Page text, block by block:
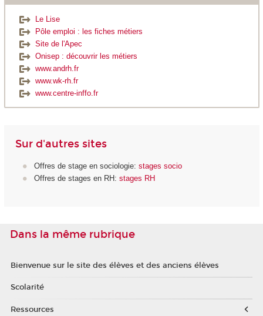
Le Lise
Pôle emploi : les fiches métiers
Site de l'Apec
Onisep : découvrir les métiers
www.andrh.fr
www.wk-rh.fr
www.centre-inffo.fr
Sur d'autres sites
Offres de stage en sociologie: stages socio
Offres de stages en RH: stages RH
Dans la même rubrique
Bienvenue sur le site des élèves et des anciens élèves
Scolarité
Ressources